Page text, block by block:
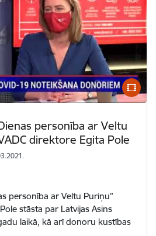
personība ar Veltu
direktore Egita Pole
personība ar Veltu Puriņu”
stāsta par Latvijas Asins
laikā, kā arī donoru kustības